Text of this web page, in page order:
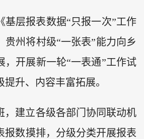
基层报表数据“只报一次”工作
贵州将村级“一张表”能力向乡
，开展新一轮“一表通”工作试
升、内容丰富拓展。
，建立各级各部门协同联动机
报数摸排，分级分类开展报表